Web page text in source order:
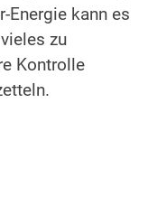
Energie kann es
zu
Kontrolle